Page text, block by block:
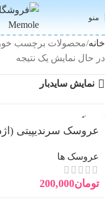
منو
خانه محصولات برچسب
در حال نمایش یک نتیجه
نمایش سایدبار
فروخته
عروسک سرندیپیتی
عروسک ها
تومان200,000